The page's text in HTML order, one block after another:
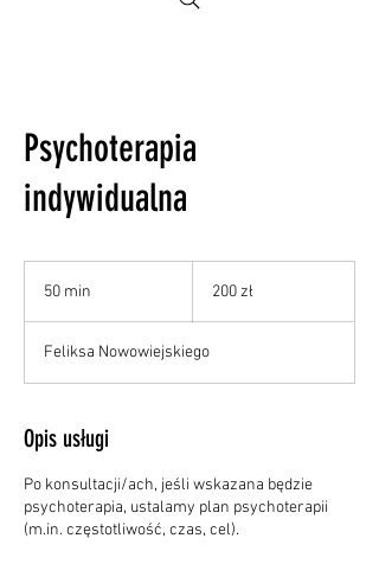
Psychoterapia
indywidualna
50 min
i
n
polskich
200 zł
Feliksa Nowowiejskiego
Opis usługi
Po konsultacji/ach, jeśli wskazana będzie
psychoterapia, ustalamy plan psychoterapii
(m.in. częstotliwość, czas, cel).